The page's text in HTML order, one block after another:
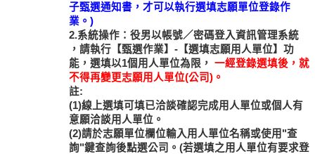
子甄選通知書，才可以執行選填志願單位登錄作
業。)
2.系統操作：役男以帳號／密碼登入資訊管理系統
，請執行【甄選作業】-【選填志願用人單位】功
能，選填以1個用人單位為限， 一經登錄選填後，就
不得再變更志願用人單位(公司)。
註:
(1)線上選填可填已洽談確認完成用人單位或個人有
意願洽談用人單位。
(2)請於志願單位欄位輸入用人單位名稱或使用"查
詢"鍵查詢後點選公司。(若選填之用人單位有要求登